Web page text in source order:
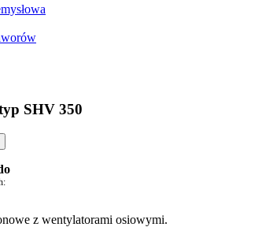
SHV 350
z wentylatorami osiowymi.